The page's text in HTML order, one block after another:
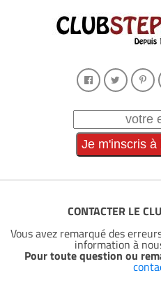
CONTACTER LE
Vous avez remarqué des
information à
Pour toute question ou